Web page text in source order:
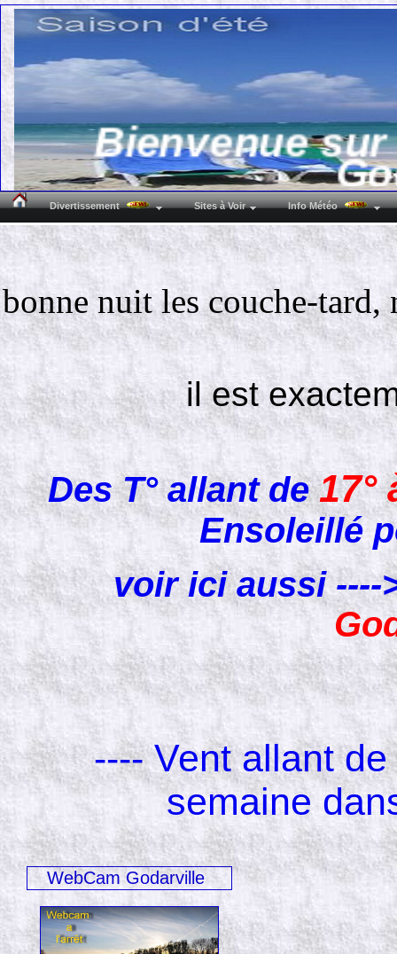
Bienvenue
( 7160
Lat N :
Divertissement Sites à Voir Info Météo
bonne nuit les couche-tard,
il est
Des T° allant de17°
Ensoleillé
voir ici aussi
---- Vent allant de
semaine
WebCam Godarville